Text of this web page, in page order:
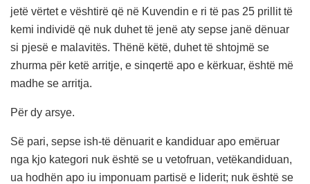
jetë vërtet e vështirë që në Kuvendin e ri të pas 25 prillit të
kemi individë që nuk duhet të jenë aty sepse janë dënuar
si pjesë e malavitës. Thënë këtë, duhet të shtojmë se
zhurma për ketë arritje, e sinqertë apo e kërkuar, është më
madhe se arritja.
Për dy arsye.
Së pari, sepse ish-të dënuarit e kandiduar apo emëruar
nga kjo kategori nuk është se u vetofruan, vetëkandiduan,
ua hodhën apo iu imponuam partisë e liderit; nuk është se